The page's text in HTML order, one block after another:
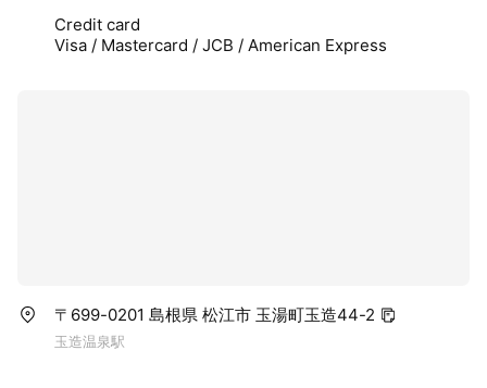
Credit card
Visa / Mastercard / JCB / American Express
〒699-0201 島根県 松江市 玉湯町玉造44-2
玉造温泉駅